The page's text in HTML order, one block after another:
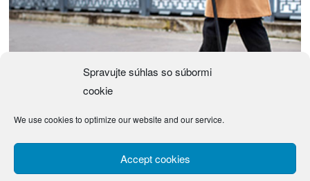
Spravujte súhlas so súbormi
cookie
We use cookies to optimize our website and our service.
Accept cookies
Návrh zákona o justičných čakateľoch
(Návrh) Zákon z … 2026 o justičných čakateľoch a o zmene a doplnení niektorých
zákonov Národná rada Slovenskej republiky sa